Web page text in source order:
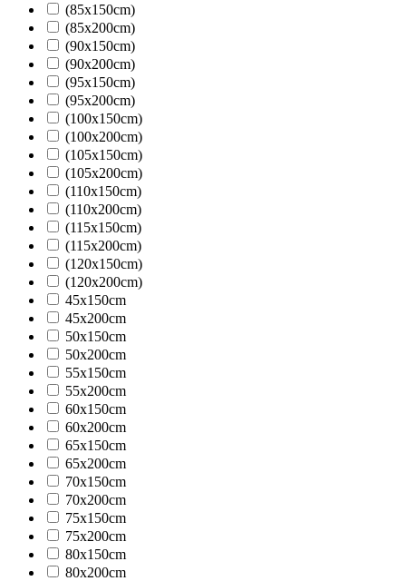
(85x150cm)
(85x200cm)
(90x150cm)
(90x200cm)
(95x150cm)
(95x200cm)
(100x150cm)
(100x200cm)
(105x150cm)
(105x200cm)
(110x150cm)
(110x200cm)
(115x150cm)
(115x200cm)
(120x150cm)
(120x200cm)
45x150cm
45x200cm
50x150cm
50x200cm
55x150cm
55x200cm
60x150cm
60x200cm
65x150cm
65x200cm
70x150cm
70x200cm
75x150cm
75x200cm
80x150cm
80x200cm